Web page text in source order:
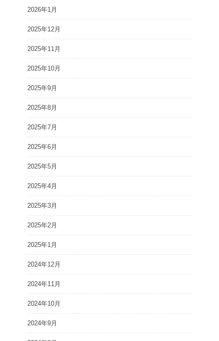
2026年1月
2025年12月
2025年11月
2025年10月
2025年9月
2025年8月
2025年7月
2025年6月
2025年5月
2025年4月
2025年3月
2025年2月
2025年1月
2024年12月
2024年11月
2024年10月
2024年9月